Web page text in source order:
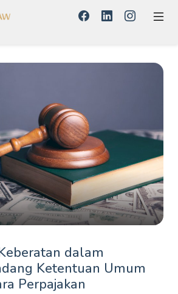
dalam
Ketentuan Umum
Perpajakan